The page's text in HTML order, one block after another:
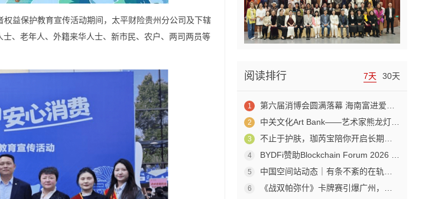
益保护教育宣传活动期间，太平财险贵州分公司及下辖
、老年人、外籍来华人士、新市民、农户、两司两员等
阅读排行 7天 30天
1 第六届消博会圆满落幕 海南富进爱科合成生物成果赋能生物制造产业新发展
2 中关文化Art Bank——艺术家熊龙灯走进兴业银行北京开发区私行
3 不止于护肤，珈芮宝陪你开启长期养肤之旅
4 BYDFi赞助Blockchain Forum 2026 交流Web3与AI生态
5 中国空间站动态｜有条不紊的在轨工作日常
6 《战双帕弥什》卡牌赛引爆广州，杰森娱乐构建原创TCG赛事生态